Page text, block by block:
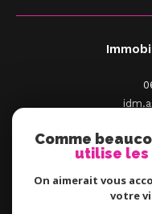
66210
Comme
utilise les
On aimerait vous
votre